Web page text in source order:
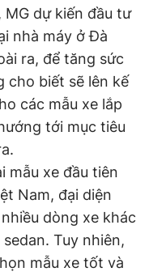
dự kiến đầu tư
nhà máy ở Đà
ra, để tăng sức
cho biết sẽ lên kế
các mẫu xe lắp
tới mục tiêu
mẫu xe đầu tiên
Nam, đại diện
dòng xe khác
Tuy nhiên,
mẫu xe tốt và